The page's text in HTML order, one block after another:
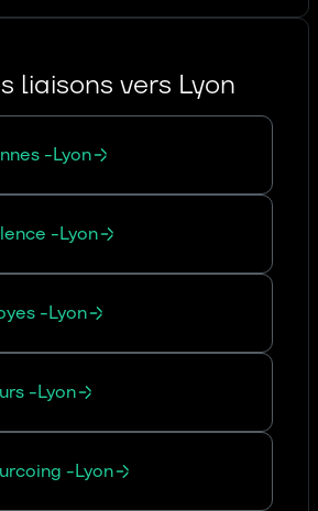
liaisons vers Lyon
-Lyon
-Lyon
-Lyon
-Lyon
-Lyon